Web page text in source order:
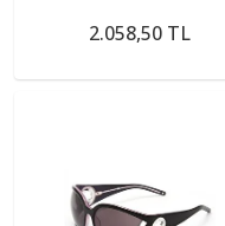
2.058,50 TL